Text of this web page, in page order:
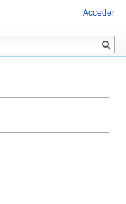
Acceder